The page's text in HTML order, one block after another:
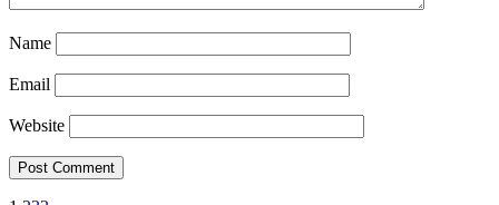
Name
Email
Website